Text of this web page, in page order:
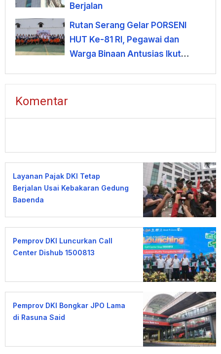
Berjalan
Rutan Serang Gelar PORSENI
HUT Ke-81 RI, Pegawai dan
Warga Binaan Antusias Ikut
Komentar
Layanan Pajak DKI Tetap
Berjalan Usai Kebakaran Gedung
Bapenda
Pemprov DKI Luncurkan Call
Center Dishub 1500813
Pemprov DKI Bongkar JPO Lama
di Rasuna Said